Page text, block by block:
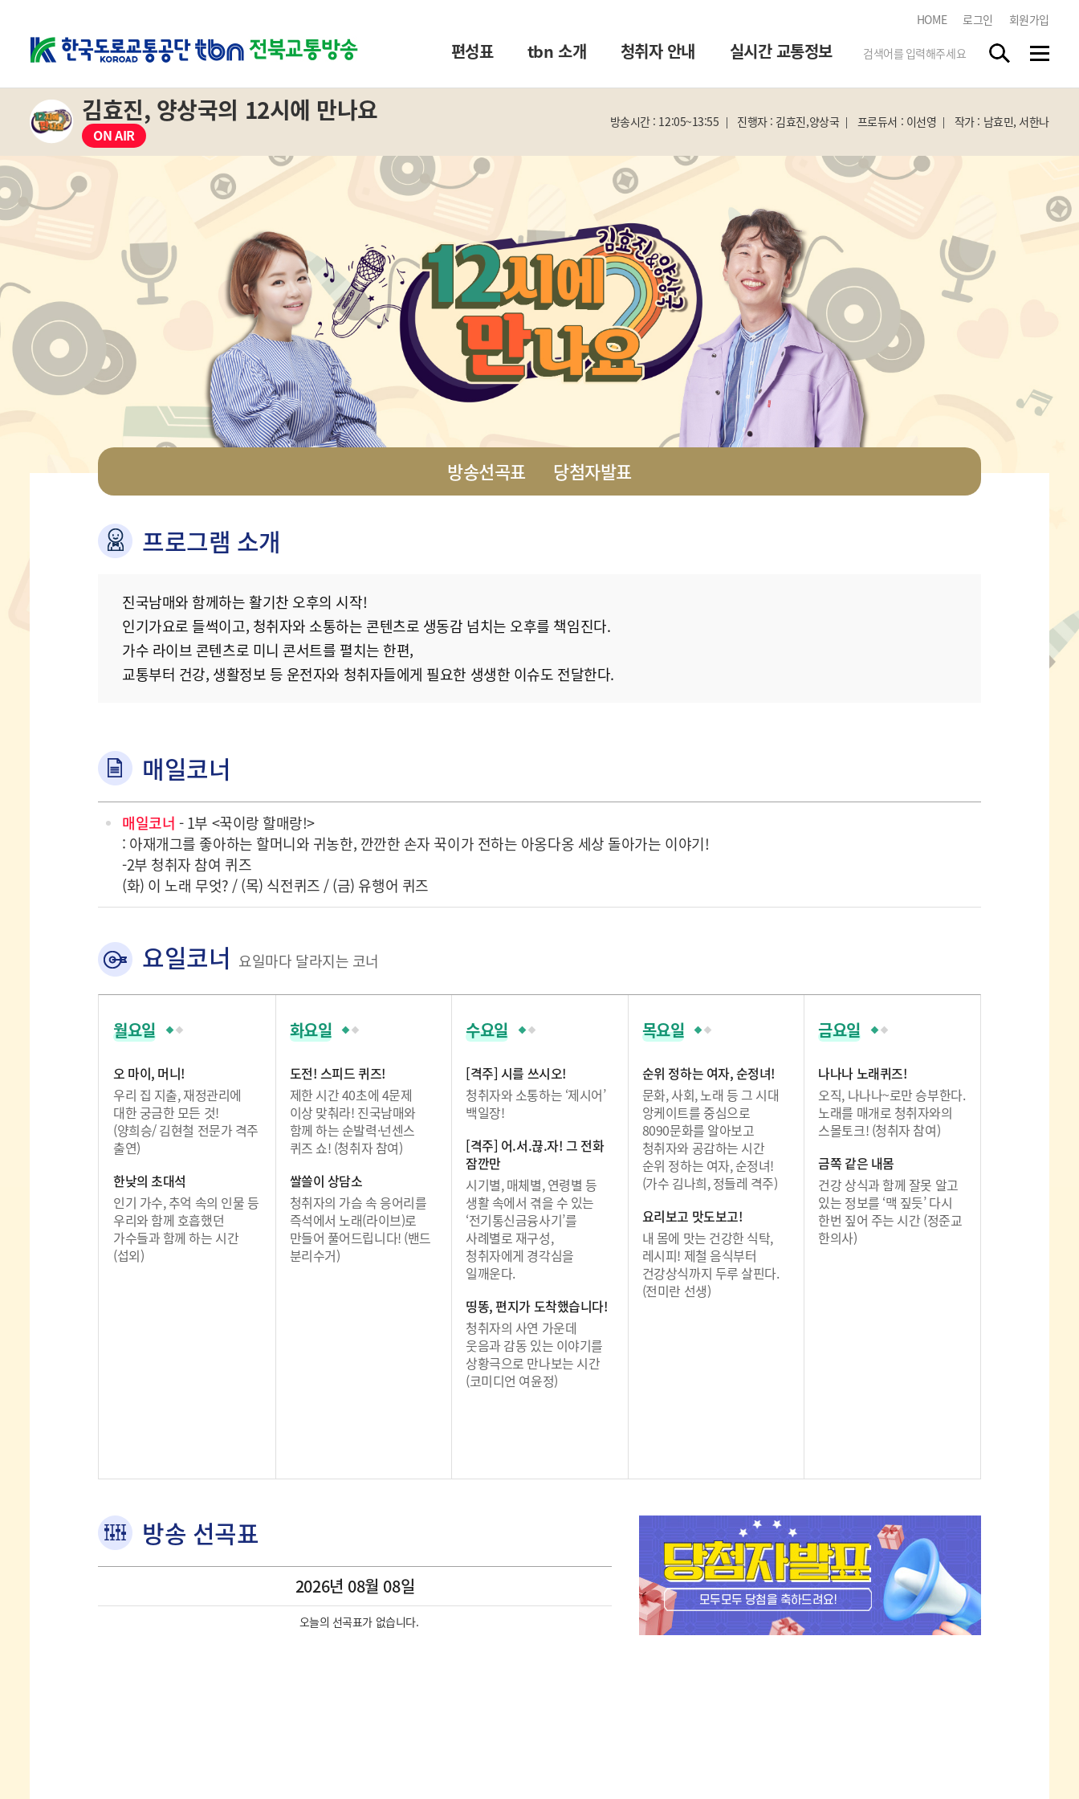
HOME 로그인 회원가입
편성표 tbn 소개 청취자 안내 실시간 교통정보
tbn 교통방송 스마트앱
스마트폰 앱 스토어에서
실시간 방송듣기
각 지역 라디오 방송을 청취하실
수 있습니다.
김효진, 양상국의 12시에 만나요
ON AIR
방송시간 : 12:05~13:55 진행자 : 김효진,양상국 프로듀서 : 이선영 작가 : 남효민, 서한나
방송선곡표 당첨자발표
프로그램 소개
진국남매와 함께하는 활기찬 오후의 시작!
인기가요로 들썩이고, 청취자와 소통하는 콘텐츠로 생동감 넘치는 오후를 책임진다.
가수 라이브 콘텐츠로 미니 콘서트를 펼치는 한편,
교통부터 건강, 생활정보 등 운전자와 청취자들에게 필요한 생생한 이슈도 전달한다.
매일코너
매일코너 - 1부 <꾹이랑 할매랑!>
: 아재개그를 좋아하는 할머니와 귀농한, 깐깐한 손자 꾹이가 전하는 아옹다옹 세상 돌아가는 이야기!
-2부 청취자 참여 퀴즈
(화) 이 노래 무엇? / (목) 식전퀴즈 / (금) 유행어 퀴즈
요일코너 요일마다 달라지는 코너
월요일
오 마이, 머니!
우리 집 지출, 재정관리에
대한 궁금한 모든 것!
(양희승/ 김현철 전문가 격주
출연)
한낮의 초대석
인기 가수, 추억 속의 인물 등
우리와 함께 호흡했던
가수들과 함께 하는 시간
(섭외)
화요일
도전! 스피드 퀴즈!
제한 시간 40초에 4문제
이상 맞춰라! 진국남매와
함께 하는 순발력·넌센스
퀴즈 쇼! (청취자 참여)
쌀쓸이 상담소
청취자의 가슴 속 응어리를
즉석에서 노래(라이브)로
만들어 풀어드립니다! (밴드
분리수거)
수요일
[격주] 시를 쓰시오!
청취자와 소통하는 ‘제시어’
백일장!
[격주] 어.서.끊.자! 그 전화
잠깐만
시기별, 매체별, 연령별 등
생활 속에서 겪을 수 있는
‘전기통신금융사기’를
사례별로 재구성,
청취자에게 경각심을
일깨운다.
띵똥, 편지가 도착했습니다!
청취자의 사연 가운데
웃음과 감동 있는 이야기를
상황극으로 만나보는 시간
(코미디언 여윤정)
목요일
순위 정하는 여자, 순정녀!
문화, 사회, 노래 등 그 시대
앙케이트를 중심으로
8090문화를 알아보고
청취자와 공감하는 시간
순위 정하는 여자, 순정녀!
(가수 김나희, 정들레 격주)
요리보고 맛도보고!
내 몸에 맛는 건강한 식탁,
레시피! 제철 음식부터
건강상식까지 두루 살핀다.
(전미란 선생)
금요일
나나나 노래퀴즈!
오직, 나나나~로만 승부한다.
노래를 매개로 청취자와의
스몰토크! (청취자 참여)
금쪽 같은 내몸
건강 상식과 함께 잘못 알고
있는 정보를 ‘맥 짚듯’ 다시
한번 짚어 주는 시간 (정준교
한의사)
방송 선곡표
2026년 08월 08일
오늘의 선곡표가 없습니다.